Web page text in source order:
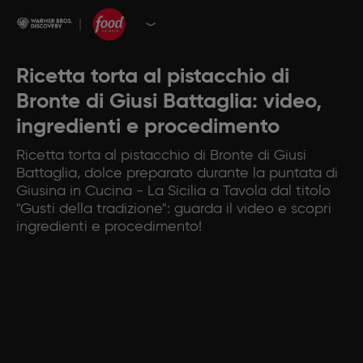
Ricetta torta al pistacchio di
Bronte di Giusi Battaglia: video,
ingredienti e procedimento
Ricetta torta al pistacchio di Bronte di Giusi
Battaglia, dolce preparato durante la puntata di
Giusina in Cucina - La Sicilia a Tavola dal titolo
"Gusti della tradizione": guarda il video e scopri
ingredienti e procedimento!